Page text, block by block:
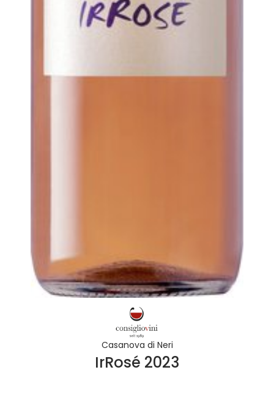
Casanova di Neri
IrRosé 2023